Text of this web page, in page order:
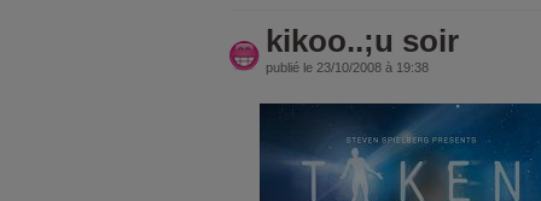
kikoo..;u soir
publié le 23/10/2008 à 19:38